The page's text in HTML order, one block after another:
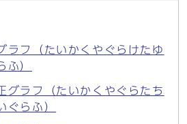
ラフ（たいかくやぐらけたゆ
ふ）
グラフ（たいかくやぐらたち
ぐらふ）